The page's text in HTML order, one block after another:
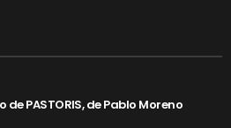
de PASTORIS, de Pablo Moreno